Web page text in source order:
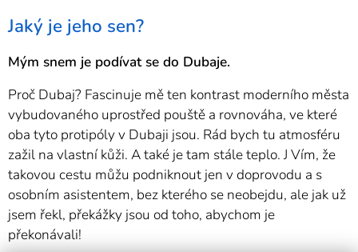
Jaký je jeho sen?
Mým snem je podívat se do Dubaje.
Proč Dubaj? Fascinuje mě ten kontrast moderního města
vybudovaného uprostřed pouště a rovnováha, ve které
oba tyto protipóly v Dubaji jsou. Rád bych tu atmosféru
zažil na vlastní kůži. A také je tam stále teplo. J Vím, že
takovou cestu můžu podniknout jen v doprovodu a s
osobním asistentem, bez kterého se neobejdu, ale jak už
jsem řekl, překážky jsou od toho, abychom je
překonávali!